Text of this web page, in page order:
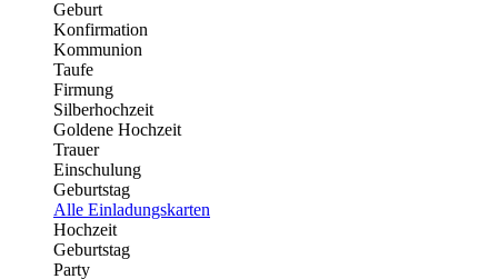
Geburt
Konfirmation
Kommunion
Taufe
Firmung
Silberhochzeit
Goldene Hochzeit
Trauer
Einschulung
Geburtstag
Alle Einladungskarten
Hochzeit
Geburtstag
Party